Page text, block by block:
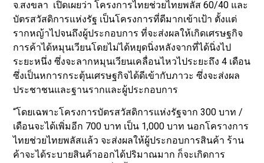
จ.สงขลา เปิดเผยว่า โครงการไทยช่วยไทยพลัส 60/40 และ
บัตรสวัสดิการแห่งรัฐ เป็นโครงการที่ดีมากเข้าเป้า ตั้งแต่
รากหญ้าไปจนถึงผู้ประกอบการ ที่จะส่งผลให้เกิดเศรษฐกิจ
การค้าได้หมุนเวียนโดยไม่ได้หยุดนิ่งหลังจากที่ได้นิ่งไป
ระยะหนึ่ง ซึ่งจะลากหมุนเวียนเคลื่อนไหวไประยะถึง 4 เดือน
ซึ่งเป็นหการกระตุ้นเศรษฐกิจได้ดีเข้ากับภาวะ ซึ่งจะส่งผล
ประชาชนและฐานรากและผู้ประกอบการ
“โดยเฉพาะโครงการบัตรสวัสดิการแห่งรัฐจาก 300 บาท /
เดือนจะได้เพิ่มอีก 700 บาท เป็น 1,000 บาท นอกโครางการ
ไทยช่วยไทยพลัสแล้ว จะส่งผลให้ผู้ประกอบการสินค้า ร้าน
ค้าจะได้ระบายสินค้าออกได้ปริมาณมาก ก็จะเกิดการ